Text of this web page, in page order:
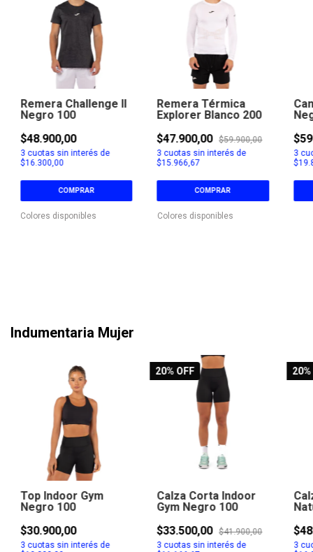
Remera Challenge II
Negro 100
$48.900,00
3cuotas sin interés de
$16.300,00
COMPRAR
Colores disponibles
Remera Térmica
Explorer Blanco 200
$47.900,00
$59.900,00
3 cuotas sin interés de
$15.966,67
COMPRAR
Colores disponibles
3
Indumentaria Mujer
Top Indoor Gym
Negro 100
$30.900,00
3cuotas sin interés de
20% OFF
Calza Corta Indoor
Gym Negro 100
$33.500,00
$41.900,00
3 cuotas sin interés de
20%
3